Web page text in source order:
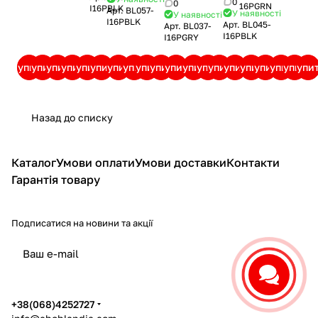
Купити
Купити
Купити
Купити
Купити
I16PBLK
Купити
Арт. BL057-
I16PBLK
Купити
Купити
Купити
Купити
0
У наявності
Арт. BL037-
I16PGRY
КупитиКупити
Купити
Купити
У наявності
Арт. BL045-
I16PBLK
Купити
16PGRN
Купити
Купити
Купити
Купити
Назад до списку
КаталогУмови оплатиУмови доставкиКонтакти
Гарантія товару
Подписатися на новини та акції
політикою конфіденційності
+38(068)4252727